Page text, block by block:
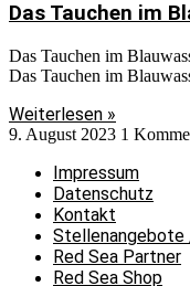
Das Tauchen im
Das Tauchen im
Das Tauchen im
Weiterlesen »
9. August 2023 1
Impressum
Datenschutz
Kontakt
Stellenangebote
Red Sea Partner
Red Sea Shop